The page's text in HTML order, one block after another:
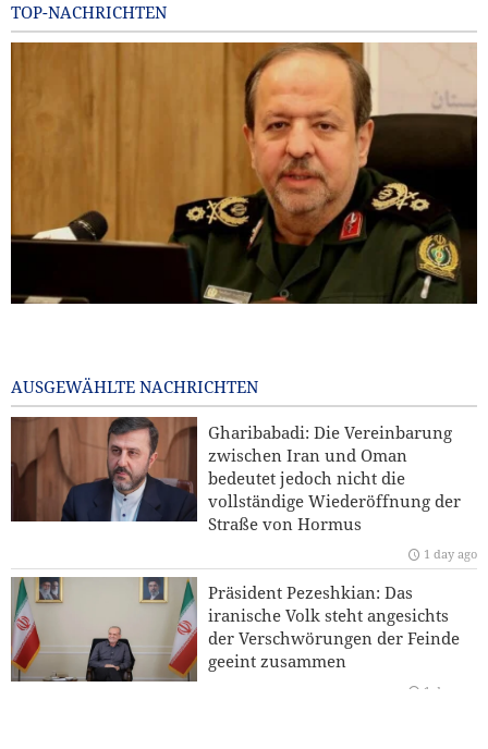
TOP-NACHRICHTEN
Kommentar | Die Zukunft der regionalen Sicherheit:
Warum eine Sicherheitsordnung unter Führung der
Staaten der Region unverzichtbar ist
Hamas: Der Angriff auf den Norden Jerusalems wird
unseren Widerstand gegen die Pläne zur Judaisierung
Yahya Saree: Wir haben die Stellungen der saudischen
Söldner mit ballistischen Raketen und Drohnen
zerschlagen
AUSGEWÄHLTE NACHRICHTEN
Gharibabadi: Die Vereinbarung
zwischen Iran und Oman
bedeutet jedoch nicht die
vollständige Wiederöffnung der
Straße von Hormus
1 day ago
Präsident Pezeshkian: Das
iranische Volk steht angesichts
der Verschwörungen der Feinde
geeint zusammen
1 day ago